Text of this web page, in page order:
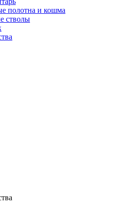
полотна и кошма
стволы